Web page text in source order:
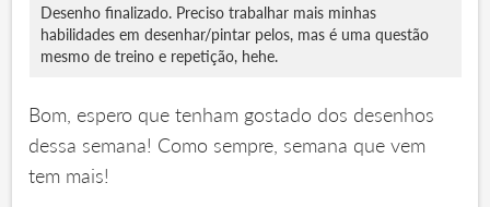
Desenho finalizado. Preciso trabalhar mais minhas
habilidades em desenhar/pintar pelos, mas é uma questão
mesmo de treino e repetição, hehe.
Bom, espero que tenham gostado dos desenhos
dessa semana! Como sempre, semana que vem
tem mais!